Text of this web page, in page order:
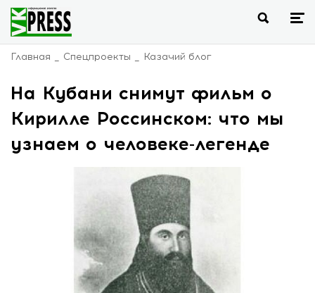
Главная Спецпроекты Казачий блог
На Кубани снимут фильм о
Кирилле Россинском: что мы
узнаем о человеке-легенде